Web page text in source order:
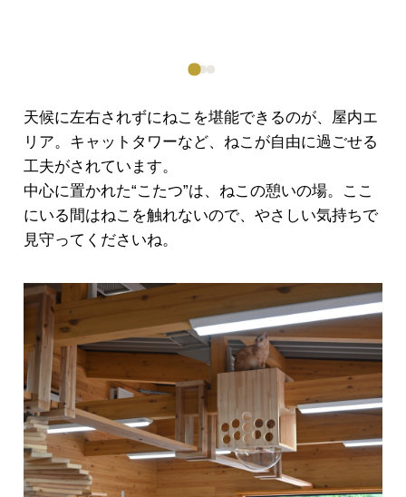
天候に左右されずにねこを堪能できるのが、屋内エ
リア。キャットタワーなど、ねこが自由に過ごせる
工夫がされています。
中心に置かれた“こたつ”は、ねこの憩いの場。ここ
にいる間はねこを触れないので、やさしい気持ちで
見守ってくださいね。